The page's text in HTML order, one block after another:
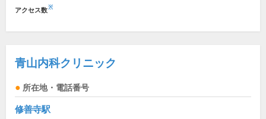
アクセス数※
青山内科クリニック
所在地・電話番号
修善寺駅